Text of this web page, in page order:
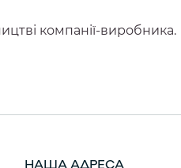
компанії-виробника.
НАША АДРЕСА